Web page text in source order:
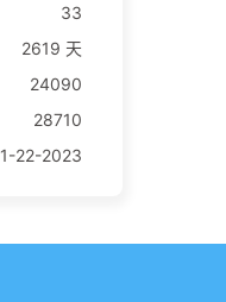
33
2619 天
24090
28710
1-22-2023